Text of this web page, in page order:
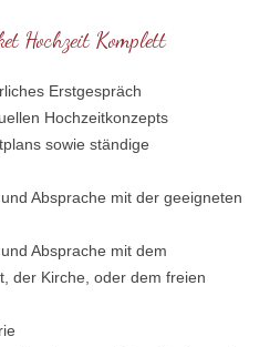
Hochzeit Komplett
Erstgespräch
Hochzeitkonzepts
sowie ständige
Absprache mit der geeigneten
Absprache mit dem
der Kirche, oder dem freien